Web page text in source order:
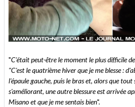
"C'était peut-être le moment le plus difficile
"C'est le quatrième hiver que je me blesse :
l'épaule gauche, puis le bras et, alors que
s'améliorant, une autre blessure est arrivée
Misano et que je me sentais bien".